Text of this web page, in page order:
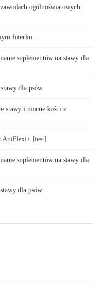
ogólnoświatowych
futerku…
suplementów na stawy dla
dla psów
stawy i mocne kości z
AniFlexi+ [test]
suplementów na stawy dla
dla psów